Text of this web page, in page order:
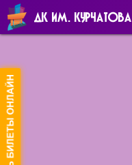
ДК ИМ. КУРЧАТОВА